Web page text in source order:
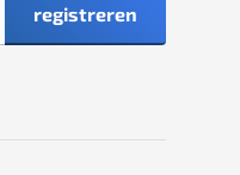
registreren